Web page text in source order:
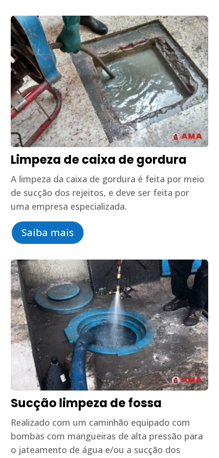
Limpeza de caixa de gordura
A limpeza da caixa de gordura é feita por meio
de sucção dos rejeitos, e deve ser feita por
uma empresa especializada.
Saiba mais
Sucção limpeza de fossa
Realizado com um caminhão equipado com
bombas com mangueiras de alta pressão para
o jateamento de água e/ou a sucção dos